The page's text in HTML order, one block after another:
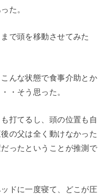
た。
で頭を移動させてみた
んな状態で食事介助とか
・そう思った。
打てるし、頭の位置も自
の父は全く動けなかった
ったということが推測で
ドに一度寝て、どこが圧